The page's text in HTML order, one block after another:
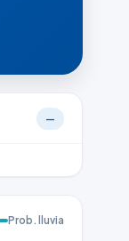
—
Prob. lluvia